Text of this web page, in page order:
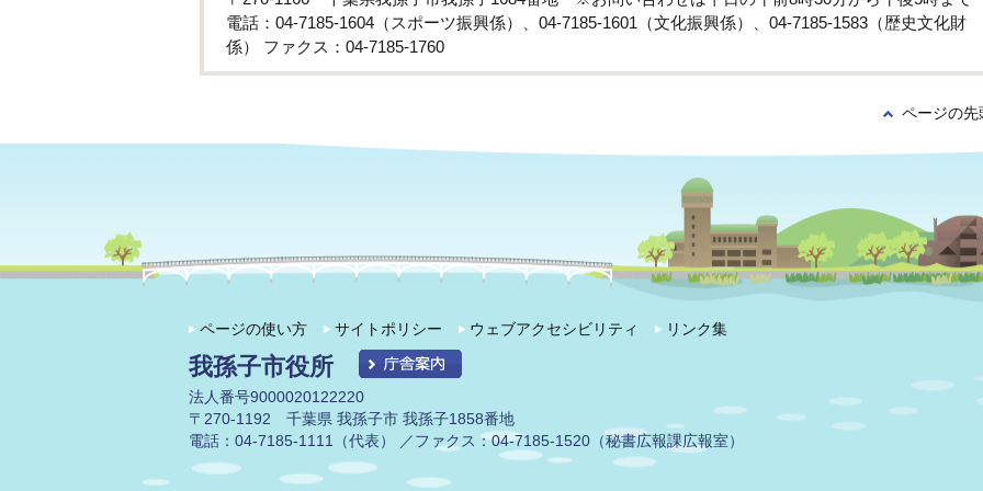
電話：04-7185-1604（スポーツ振興係）、04-7185-1601（文化振興係）、04-7185-1583（歴史文化財
係） ファクス：04-7185-1760
ページの先
ページの使い方 サイトポリシー ウェブアクセシビリティ リンク集
我孫子市役所
法人番号9000020122220
〒270-1192 千葉県 我孫子市 我孫子1858番地
電話：04-7185-1111（代表） ／ファクス：04-7185-1520（秘書広報課広報室）